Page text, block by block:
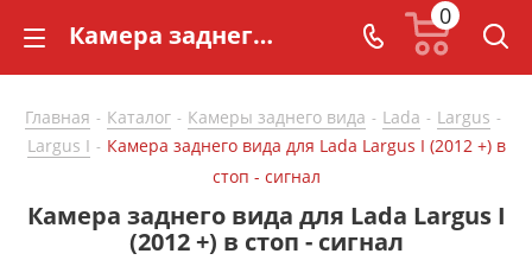
Камера заднего вида для Lada Largus I (2012 +) в стоп - сигнал - купить в СarBaza
0
Главная - Каталог - Камеры заднего вида - Lada - Largus -
Largus I - Камера заднего вида для Lada Largus I (2012 +) в
стоп - сигнал
Камера заднего вида для Lada Largus I
(2012 +) в стоп - сигнал